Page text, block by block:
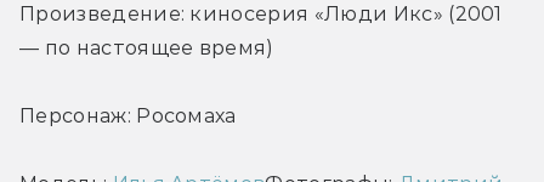
Произведение: киносерия «Люди Икс» (2001
— по настоящее время)
Персонаж: Росомаха